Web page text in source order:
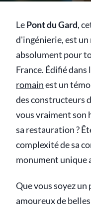
LePont du Gard,
d'ingénierie, est
absolument pour
France. Édifié
romainest un
des constructeurs
vous vraiment son
sa restauration ?
complexité de sa
monument unique
Que vous soyez
amoureux de